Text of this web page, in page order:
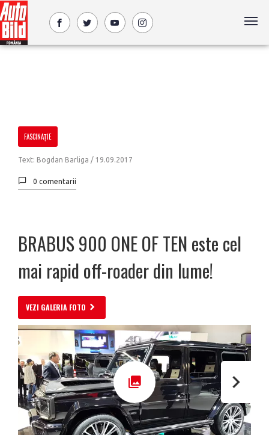
FASCINAȚIE
Text: Bogdan Barliga / 19.09.2017
0 comentarii
BRABUS 900 ONE OF TEN este cel
mai rapid off-roader din lume!
VEZI GALERIA FOTO